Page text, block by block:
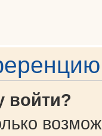
войти?